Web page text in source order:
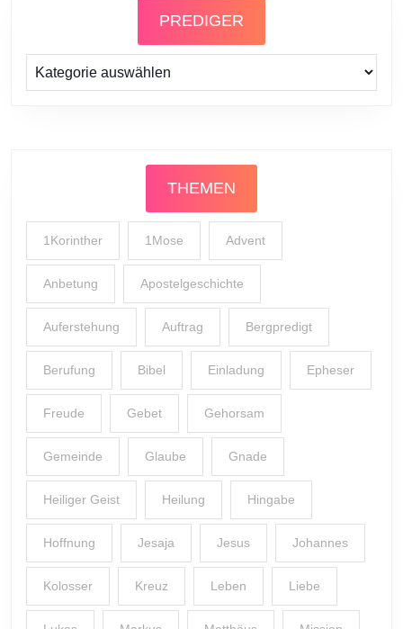
PREDIGER
Prediger
THEMEN
1Korinther 1Mose Advent
Anbetung Apostelgeschichte
Auferstehung Auftrag Bergpredigt
Berufung Bibel Einladung Epheser
Freude Gebet Gehorsam
Gemeinde Glaube Gnade
Heiliger Geist Heilung Hingabe
Hoffnung Jesaja Jesus Johannes
Kolosser Kreuz Leben Liebe